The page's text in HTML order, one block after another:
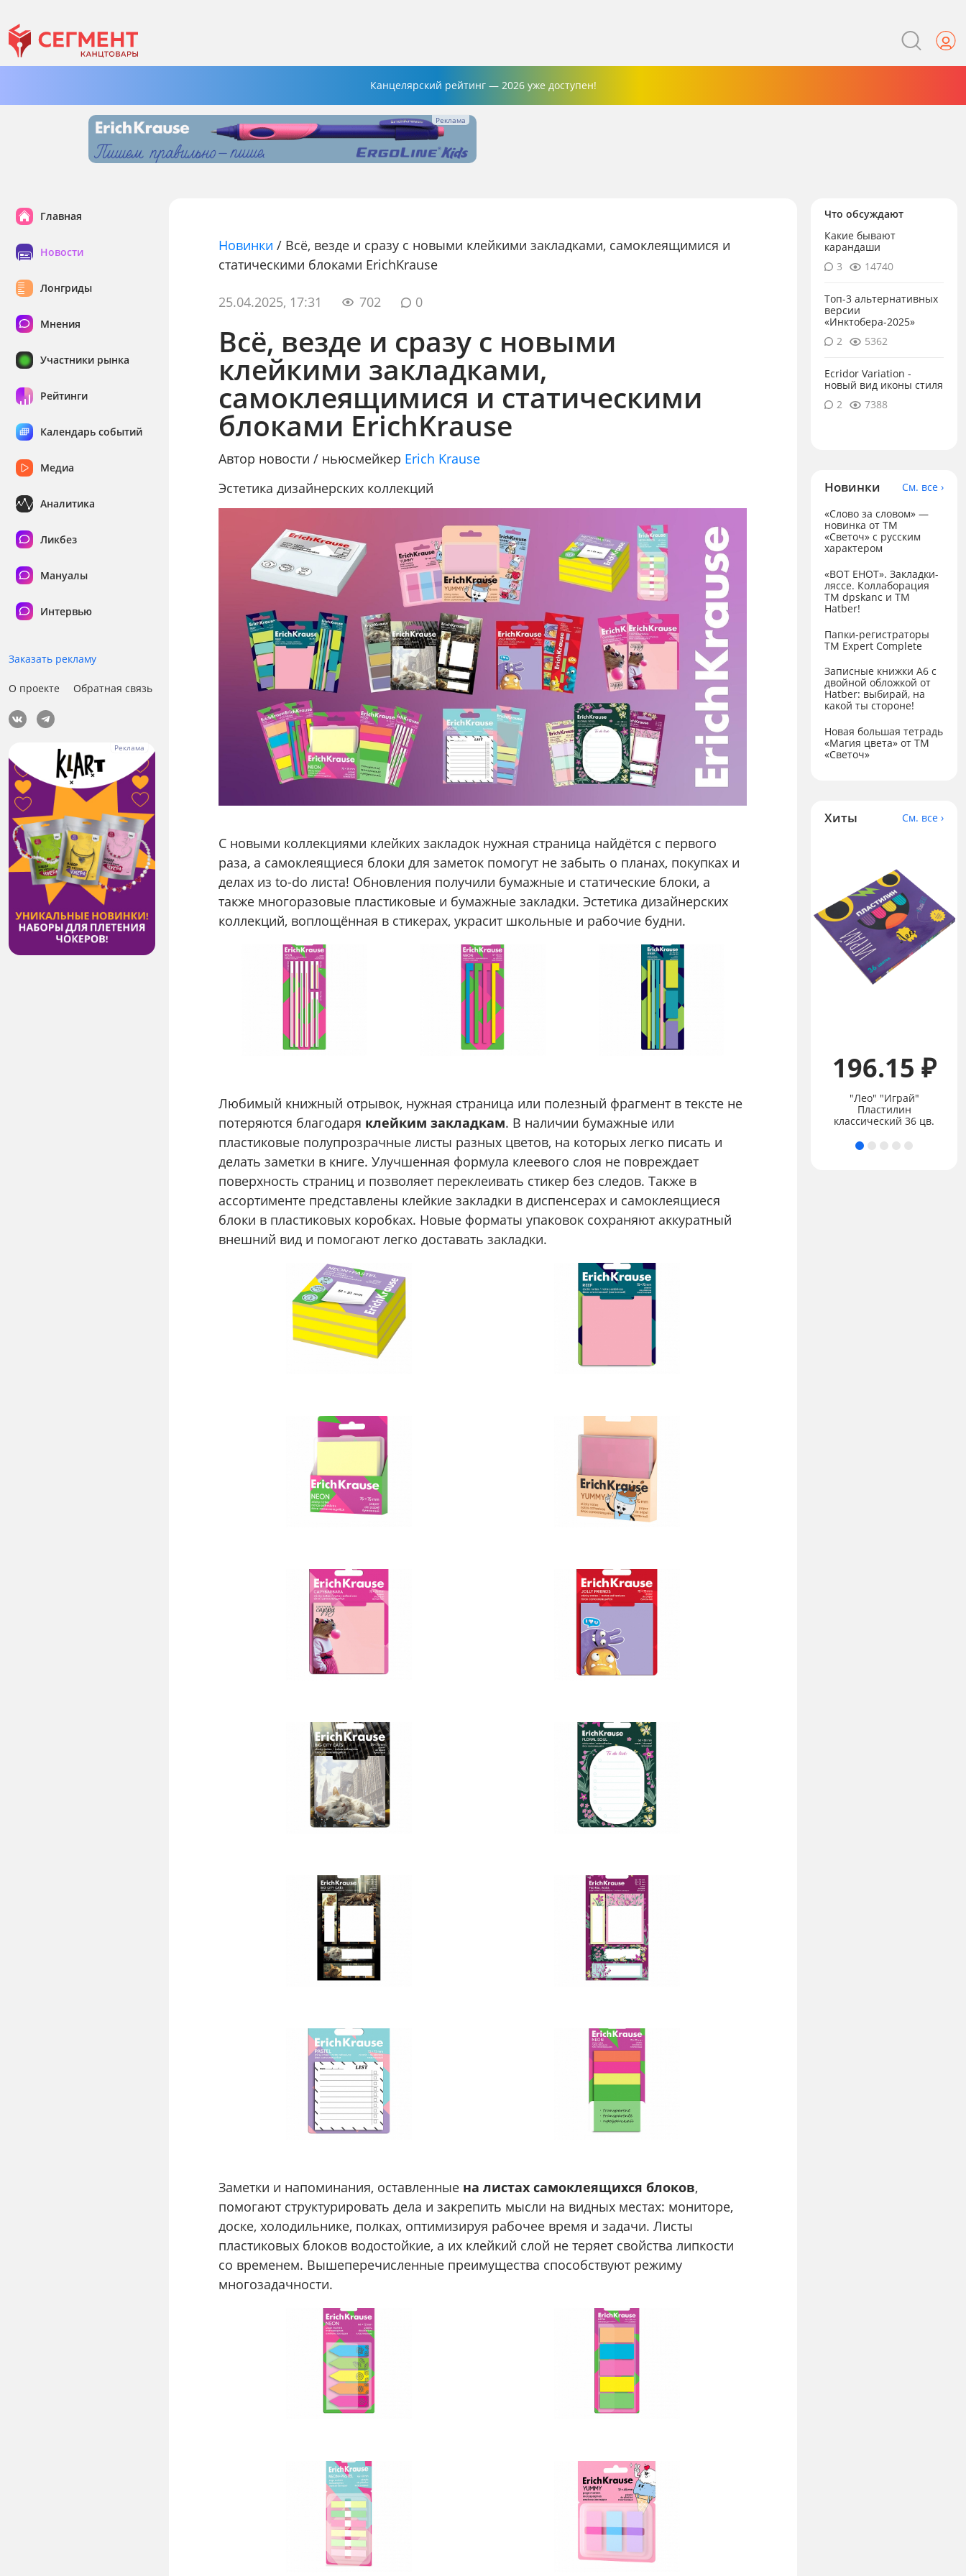
Канцелярский рейтинг — 2026 уже доступен!
Главная
Новости
Лонгриды
Мнения
Участники рынка
Рейтинги
Календарь событий
Медиа
Аналитика
Ликбез
Мануалы
Интервью
Заказать рекламу
О проекте Обратная связь
Новинки / Всё, везде и сразу с новыми клейкими закладками, самоклеящимися и
статическими блоками ErichKrause
25.04.2025, 17:31 702 0
Всё, везде и сразу с новыми
клейкими закладками,
самоклеящимися и статическими
блоками ErichKrause
Автор новости / ньюсмейкер Erich Krause
Эстетика дизайнерских коллекций
С новыми коллекциями клейких закладок нужная страница найдётся с первого
раза, а самоклеящиеся блоки для заметок помогут не забыть о планах, покупках и
делах из to-do листа! Обновления получили бумажные и статические блоки, а
также многоразовые пластиковые и бумажные закладки. Эстетика дизайнерских
коллекций, воплощённая в стикерах, украсит школьные и рабочие будни.
Любимый книжный отрывок, нужная страница или полезный фрагмент в тексте не
потеряются благодаря клейким закладкам. В наличии бумажные или
пластиковые полупрозрачные листы разных цветов, на которых легко писать и
делать заметки в книге. Улучшенная формула клеевого слоя не повреждает
поверхность страниц и позволяет переклеивать стикер без следов. Также в
ассортименте представлены клейкие закладки в диспенсерах и самоклеящиеся
блоки в пластиковых коробках. Новые форматы упаковок сохраняют аккуратный
внешний вид и помогают легко доставать закладки.
Заметки и напоминания, оставленные на листах самоклеящихся блоков,
помогают структурировать дела и закрепить мысли на видных местах: мониторе,
доске, холодильнике, полках, оптимизируя рабочее время и задачи. Листы
пластиковых блоков водостойкие, а их клейкий слой не теряет свойства липкости
со временем. Вышеперечисленные преимущества способствуют режиму
многозадачности.
Что обсуждают
Какие бывают
карандаши
3
14740
Топ-3 альтернативных
версии
«Инктобера-2025»
2
5362
Ecridor Variation -
новый вид иконы стиля
2
7388
Новинки
См. все ›
«Слово за словом» —
новинка от ТМ
«Светоч» с русским
характером
«ВОТ ЕНОТ». Закладки-
ляссе. Коллаборация
TM dpskanc и ТМ
Hatber!
Папки-регистраторы
ТМ Expert Complete
Записные книжки А6 с
двойной обложкой от
Hatber: выбирай, на
какой ты стороне!
Новая большая тетрадь
«Магия цвета» от ТМ
«Светоч»
Хиты См. все ›
"Лео" "Учись" LSCP-12
Набор цветных
196.15 ₽
"Лео" "Играй"
Пластилин
классический 36 цв.